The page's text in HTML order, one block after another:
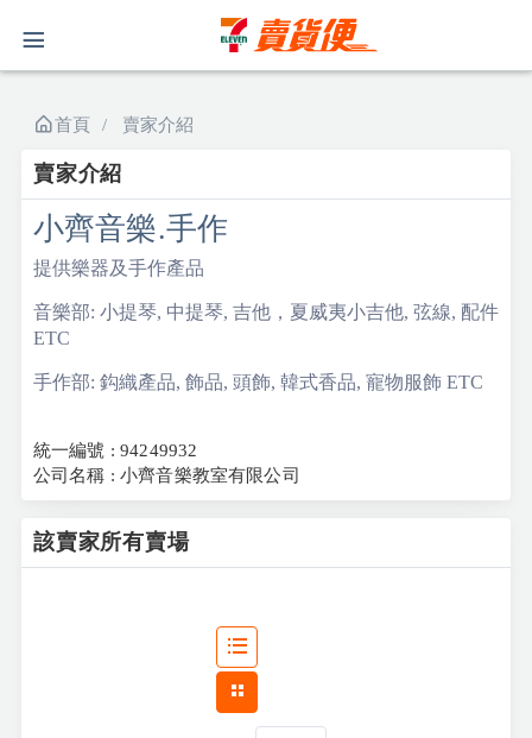
首頁 賣家介紹
賣家介紹
小齊音樂.手作
提供樂器及手作產品
音樂部: 小提琴, 中提琴, 吉他，夏威夷小吉他, 弦線, 配件
ETC
手作部: 鈎織產品, 飾品, 頭飾, 韓式香品, 寵物服飾 ETC
統一編號 : 94249932
公司名稱 : 小齊音樂教室有限公司
該賣家所有賣場